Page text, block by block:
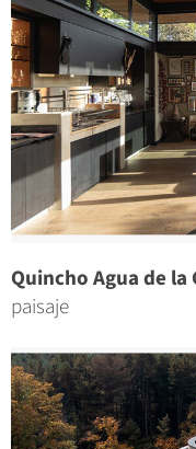
Quincho Agua de la
paisaje